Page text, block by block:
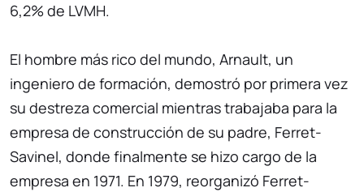
6,2% de LVMH.
El hombre más rico del mundo, Arnault, un
ingeniero de formación, demostró por primera vez
su destreza comercial mientras trabajaba para la
empresa de construcción de su padre, Ferret-
Savinel, donde finalmente se hizo cargo de la
empresa en 1971. En 1979, reorganizó Ferret-